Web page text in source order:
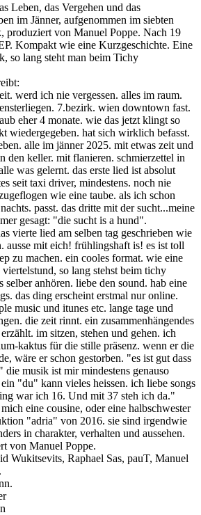
Leben, das Vergehen und das
im Jänner, aufgenommen im siebten
produziert von Manuel Poppe. Nach 19
Kompakt wie eine Kurzgeschichte. Eine
so lang steht man beim Tichy
werd ich nie vergessen. alles im raum.
7.bezirk. wien downtown fast.
eher 4 monate. wie das jetzt klingt so
wiedergegeben. hat sich wirklich befasst.
alle im jänner 2025. mit etwas zeit und
den keller. mit flanieren. schmierzettel in
was gelernt. das erste lied ist absolut
seit taxi driver, mindestens. noch nie
wie eine taube. als ich schon
passt. das dritte mit der sucht...meine
gesagt: "die sucht is a hund".
vierte lied am selben tag geschrieben wie
ausse mit eich! frühlingshaft is! es ist toll
zu machen. ein cooles format. wie eine
so lang stehst beim tichy
anhören. liebe den sound. hab eine
das ding erscheint erstmal nur online.
music und itunes etc. lange tage und
die zeit rinnt. ein zusammenhängendes
im sitzen, stehen und gehen. ich
kaktus für die stille präsenz. wenn er die
wäre er schon gestorben. "es ist gut dass
die musik ist mir mindestens genauso
"du" kann vieles heissen. ich liebe songs
war ich 16. Und mit 37 steh ich da."
eine cousine, oder eine halbschwester
"adria" von 2016. sie sind irgendwie
in charakter, verhalten und aussehen.
von Manuel Poppe.
Wukitsevits, Raphael Sas, pauT, Manuel